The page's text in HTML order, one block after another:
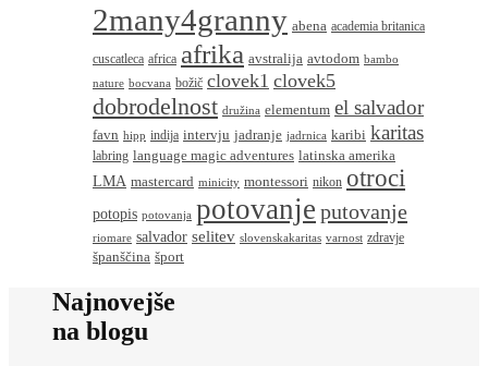
2many4granny abena academia britanica
cuscatleca africa afrika avstralija avtodom bambo
nature bocvana božič clovek1 clovek5
dobrodelnost družina elementum el salvador
favn hipp indija intervju jadranje jadrnica karibi karitas
labring language magic adventures latinska amerika
LMA mastercard minicity montessori nikon otroci
potopis potovanja potovanje putovanje
riomare salvador selitev slovenskakaritas varnost zdravje
španščina šport
Najnovejše
na blogu